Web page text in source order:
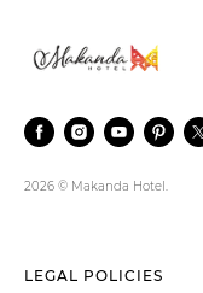
2026 © Makanda Hotel.
LEGAL POLICIES